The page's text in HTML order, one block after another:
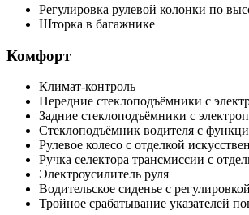
Регулировка рулевой колонки по
Шторка в багажнике
Комфорт
Климат-контроль
Передние стеклоподъёмники с
Задние стеклоподъёмники с
Стеклоподъёмник водителя с
Рулевое колесо с отделкой
Ручка селектора трансмиссии с
Электроусилитель руля
Водительское сиденье с
Тройное срабатывание указателей